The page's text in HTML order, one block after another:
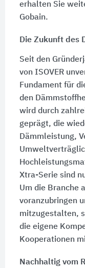
erhalten Sie
Gobain.
Die Zukunft des
Seit den
von ISOVER
Fundament für
den
wird durch
geprägt, die
Dämmleistung,
Xtra-Serie sind
Um die Branche
voranzubringen
mitzugestalten,
die eigene
Kooperationen
Nachhaltig vom